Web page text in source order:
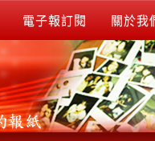
電子報訂閱 關於我